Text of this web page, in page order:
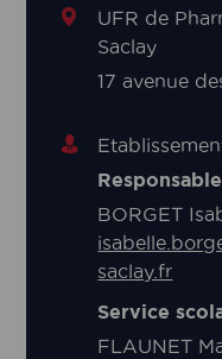
UFR de
Saclay
17 avenue
BORGET
saclay.fr
Service
FLAUNET